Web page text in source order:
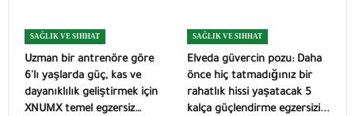
SAĞLIK VE SIHHAT
Uzman bir antrenöre göre
6'lı yaşlarda güç, kas ve
dayanıklılık geliştirmek için
XNUMX temel egzersiz…
SAĞLIK VE SIHHAT
Elveda güvercin pozu: Daha
önce hiç tatmadığınız bir
rahatlık hissi yaşatacak 5
kalça güçlendirme egzersizi...